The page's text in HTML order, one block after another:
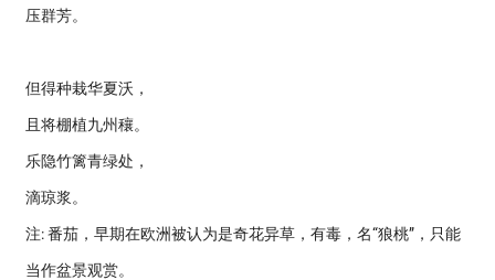
压群芳。
但得种栽华夏沃，
且将棚植九州穰。
乐隐竹篱青绿处，
滴琼浆。
注: 番茄，早期在欧洲被认为是奇花异草，有毒，名“狼桃”，只能
当作盆景观赏。